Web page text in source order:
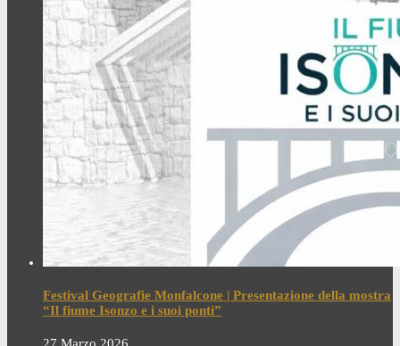
Festival Geografie Monfalcone | Presentazione della mostra
“Il fiume Isonzo e i suoi ponti”
27 Marzo 2026